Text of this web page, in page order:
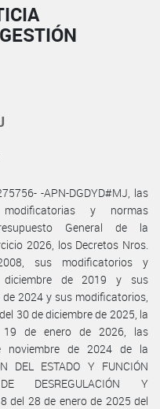
-APN-DGDYD#MJ, las
y normas
General de la
2026, los Decretos Nros.
sus modificatorios y
de 2019 y sus
2024 y sus modificatorios,
30 de diciembre de 2025, la
19 de enero de 2026, las
noviembre de 2024 de la
DEL ESTADO Y FUNCIÓN
DESREGULACIÓN Y
del 28 de enero de 2025 del